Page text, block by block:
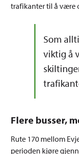
trafikanter til å være
Som
viktig å
Flere busser,
Rute 170 mellom
perioden kjøre